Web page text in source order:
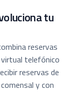
tu
reservas
telefónico
reservas de
y con